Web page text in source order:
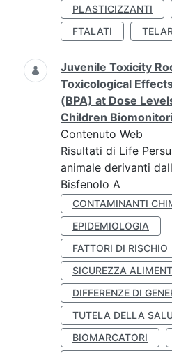
PLASTICIZZANTI
FTALATI
Juvenile Toxicity
Toxicological
(BPA) at Dose
Children
Contenuto Web
Risultati di Life
animale derivanti
Bisfenolo A
CONTAMINANTI
EPIDEMIOLOGIA
FATTORI DI RISCHIO
SICUREZZA
DIFFERENZE DI
TUTELA DELLA
BIOMARCATORI